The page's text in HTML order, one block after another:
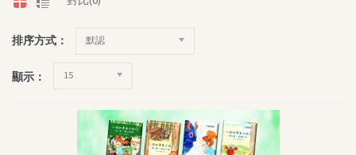
中文書籍
個性化圖書角
《我的勇氣之旅》系列
《孩子的夢》系列
慈善圖書系列
排序方式： 默認
顯示： 15